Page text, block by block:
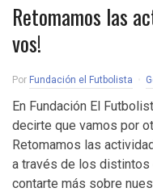
Retomamos las
vos!
Por Fundación el Futbolista
En Fundación El
decirte que vamos por
Retomamos las
a través de los distintos
contarte más sobre